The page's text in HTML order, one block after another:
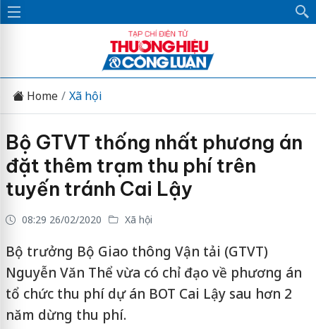
Home Xã hội
Bộ GTVT thống nhất phương án
đặt thêm trạm thu phí trên
tuyến tránh Cai Lậy
08:29 26/02/2020 Xã hội
Bộ trưởng Bộ Giao thông Vận tải (GTVT)
Nguyễn Văn Thể vừa có chỉ đạo về phương án
tổ chức thu phí dự án BOT Cai Lậy sau hơn 2
năm dừng thu phí.